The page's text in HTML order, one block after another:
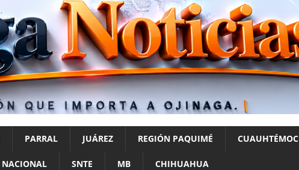
PARRAL JUÁREZ REGIÓN PAQUIMÉ CUAUHTÉMOC
NACIONAL SNTE MB CHIHUAHUA